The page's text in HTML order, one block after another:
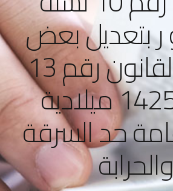
و ر بتعديل بعض
أحكام القانون رقم 13
لسنة 1425 ميلادية
حد السرقة
والحرابة